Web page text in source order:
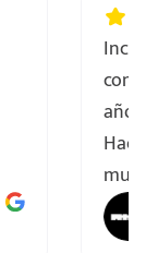
muy